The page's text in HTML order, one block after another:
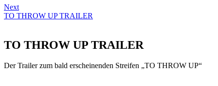
Next
TO THROW UP TRAILER
TO THROW UP TRAILER
Der Trailer zum bald erscheinenden Streifen „TO THROW UP“